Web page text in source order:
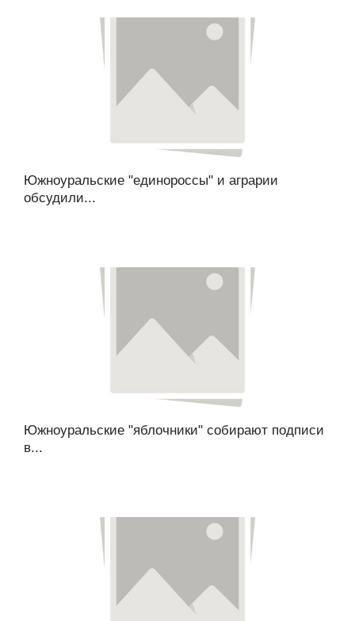
Южноуральские "единороссы" и аграрии
обсудили...
Южноуральские "яблочники" собирают подписи
в...